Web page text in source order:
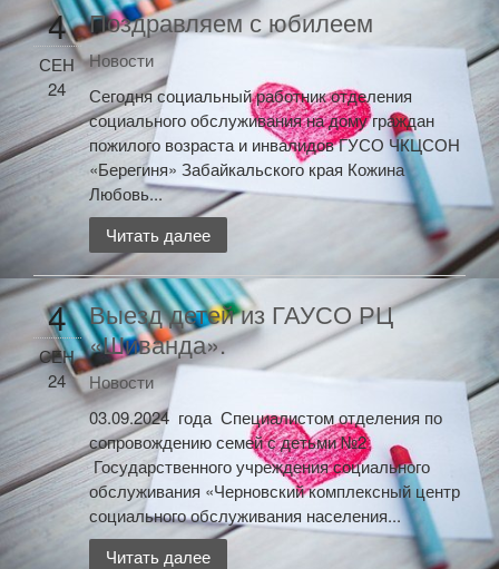
4
СЕН
24
Поздравляем с юбилеем
Новости
Сегодня социальный работник отделения
социального обслуживания на дому граждан
пожилого возраста и инвалидов ГУСО ЧКЦСОН
«Берегиня» Забайкальского края Кожина
Любовь...
Читать далее
4
СЕН
24
Выезд детей из ГАУСО РЦ
«Шиванда».
Новости
03.09.2024 года Специалистом отделения по
сопровождению семей с детьми №2
Государственного учреждения социального
обслуживания «Черновский комплексный центр
социального обслуживания населения...
Читать далее